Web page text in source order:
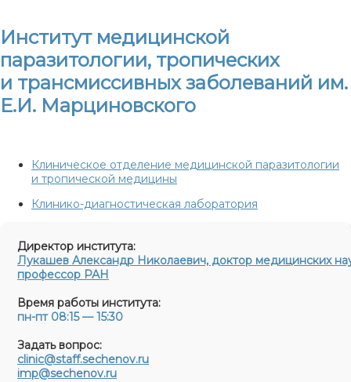
Институт медицинской
паразитологии, тропических
и трансмиссивных заболеваний им.
Е.И. Марциновского
Клиническое отделение медицинской паразитологии
и тропической медицины
Клинико-диагностическая лаборатория
Директор института:
Лукашев Александр Николаевич, доктор медицинских
профессор РАН
Время работы института:
пн-пт 08:15 — 15:30
Задать вопрос:
clinic@staff.sechenov.ru
imp@sechenov.ru